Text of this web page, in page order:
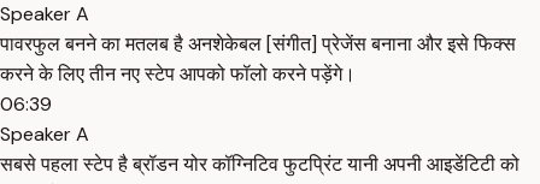
Speaker A
पावरफुल बनने का मतलब है अनशेकेबल [संगीत] प्रेजेंस बनाना और इसे फिक्स
करने के लिए तीन नए स्टेप आपको फॉलो करने पड़ेंगे।
06:39
Speaker A
सबसे पहला स्टेप है ब्रॉडन योर कॉग्निटिव फुटप्रिंट यानी अपनी आइडेंटिटी को